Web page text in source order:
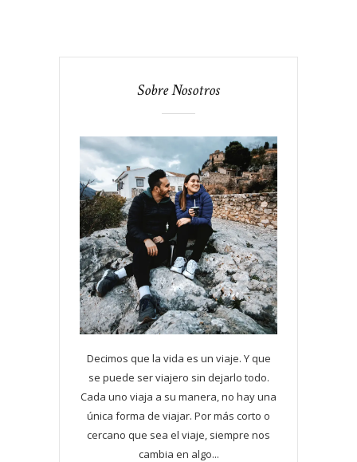
Sobre Nosotros
Decimos que la vida es un viaje. Y que
se puede ser viajero sin dejarlo todo.
Cada uno viaja a su manera, no hay una
única forma de viajar. Por más corto o
cercano que sea el viaje, siempre nos
cambia en algo...